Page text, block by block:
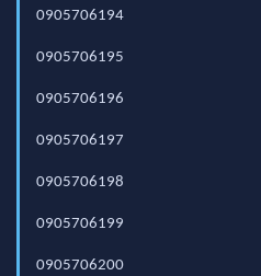
0905706194
0905706195
0905706196
0905706197
0905706198
0905706199
0905706200